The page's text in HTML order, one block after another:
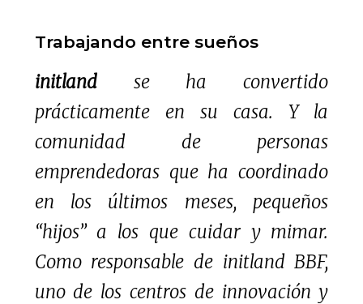
Trabajando entre sueños
initlandse ha convertido
prácticamente en su casa. Y la
comunidad de personas
emprendedoras que ha coordinado
en los últimos meses, pequeños
“hijos” a los que cuidar y mimar.
Como responsable de initland BBF,
uno de los centros de innovación y